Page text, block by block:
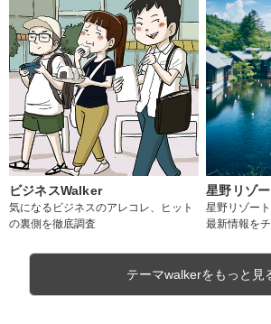
ビジネスWalker
気になるビジネスのアレコレ、ヒット
の裏側を徹底調査
星野リゾ
星野リゾー
最新情報を
テーマwalkerをもっと見